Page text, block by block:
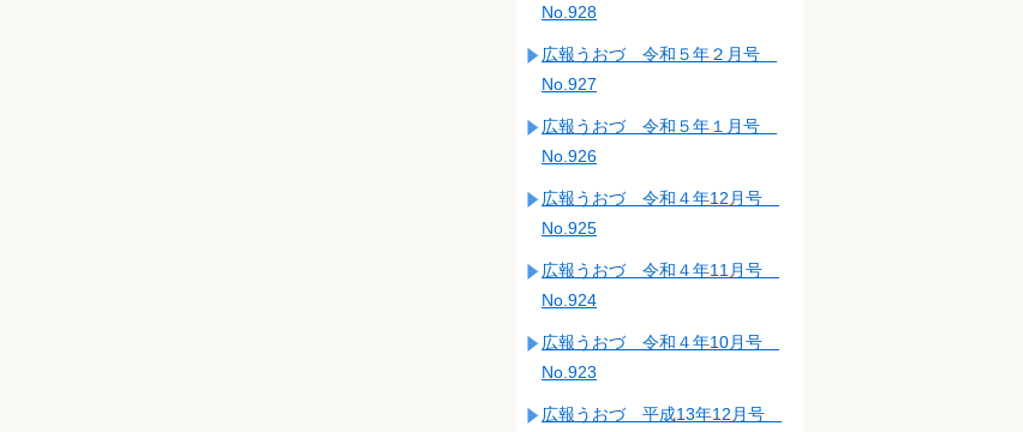
No.928
広報うおづ 令和５年２月号
No.927
広報うおづ 令和５年１月号
No.926
広報うおづ 令和４年12月号
No.925
広報うおづ 令和４年11月号
No.924
広報うおづ 令和４年10月号
No.923
広報うおづ 平成13年12月号